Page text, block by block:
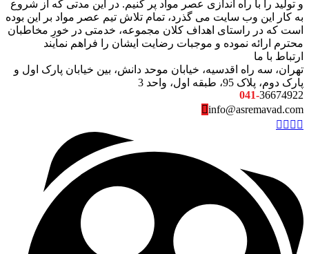
و تولید را با راه اندازی عصر مواد پر کنیم. در این مدتی که از شروع
به کار این وب سایت می گذرد، تمام تلاش تیم عصر مواد بر این بوده
است که در راستای اهداف کلان مجموعه، خدمتی در خورِ مخاطبان
محترم ارائه نموده و موجبات رضایت ایشان را فراهم نمایند
ارتباط با ما
تهران، سه راه اقدسیه، خیابان موحد دانش، بین خیابان پارک اول و
پارک دوم، پلاک 95، طبقه اول، واحد 3
041-36674922
info@asremavad.com